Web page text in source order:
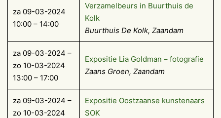
za 09-03-2024
10:00 – 14:00
Verzamelbeurs in Buurthuis de
Kolk
Buurthuis De Kolk, Zaandam
za 09-03-2024 –
zo 10-03-2024
13:00 – 17:00
Expositie Lia Goldman – fotografie
Zaans Groen, Zaandam
za 09-03-2024 –
zo 10-03-2024
Expositie Oostzaanse kunstenaars
SOK